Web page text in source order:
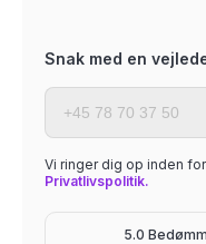
Snak med en
Vi ringer dig op inden
Privatlivspolitik.
5.0